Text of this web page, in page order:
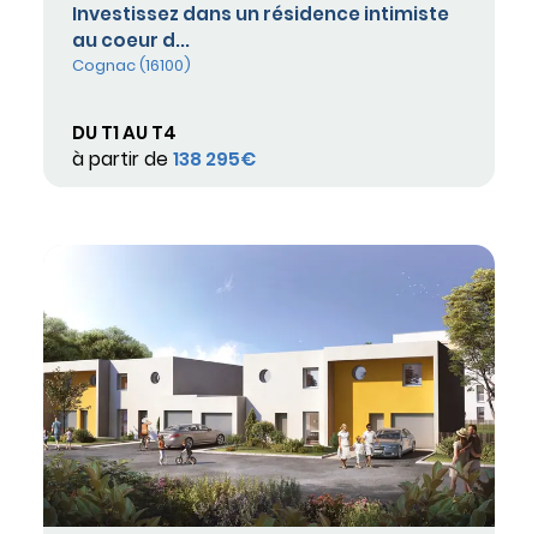
Investissez dans un résidence intimiste
au coeur d...
Cognac (16100)
DU T1 AU T4
à partir de 138 295€